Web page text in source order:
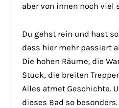
aber von innen noch viel
Du gehst rein und hast
dass hier mehr passiert
Die hohen Räume, die
Stuck, die breiten
Alles atmet Geschichte.
dieses Bad so besonders.